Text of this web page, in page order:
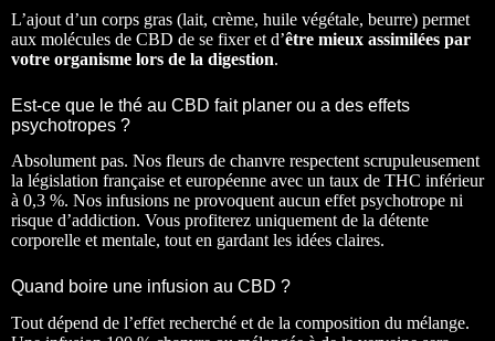
L’ajout d’un corps gras (lait, crème, huile végétale, beurre) permet
aux molécules de CBD de se fixer et d’être mieux assimilées par
votre organisme lors de la digestion.
Est-ce que le thé au CBD fait planer ou a des effets
psychotropes ?
Absolument pas. Nos fleurs de chanvre respectent scrupuleusement
la législation française et européenne avec un taux de THC inférieur
à 0,3 %. Nos infusions ne provoquent aucun effet psychotrope ni
risque d’addiction. Vous profiterez uniquement de la détente
corporelle et mentale, tout en gardant les idées claires.
Quand boire une infusion au CBD ?
Tout dépend de l’effet recherché et de la composition du mélange.